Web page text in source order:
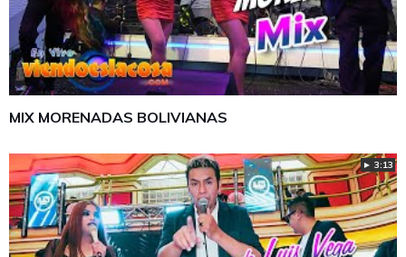
MIX MORENADAS BOLIVIANAS
► 3:13